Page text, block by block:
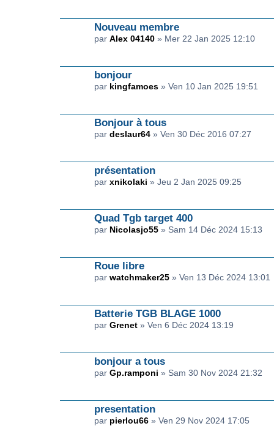
Nouveau membre
par Alex 04140 » Mer 22 Jan 2025 12:10
bonjour
par kingfamoes » Ven 10 Jan 2025 19:51
Bonjour à tous
par deslaur64 » Ven 30 Déc 2016 07:27
présentation
par xnikolaki » Jeu 2 Jan 2025 09:25
Quad Tgb target 400
par Nicolasjo55 » Sam 14 Déc 2024 15:13
Roue libre
par watchmaker25 » Ven 13 Déc 2024 13:01
Batterie TGB BLAGE 1000
par Grenet » Ven 6 Déc 2024 13:19
bonjour a tous
par Gp.ramponi » Sam 30 Nov 2024 21:32
presentation
par pierlou66 » Ven 29 Nov 2024 17:05